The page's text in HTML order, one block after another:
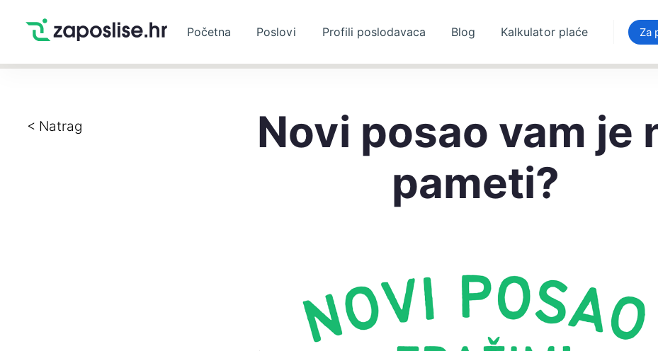
Početna Poslovi Profili poslodavaca Blog Kalkulator plaće Za
< Natrag
Novi posao vam je
pameti?